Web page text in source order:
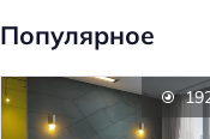
Популярное